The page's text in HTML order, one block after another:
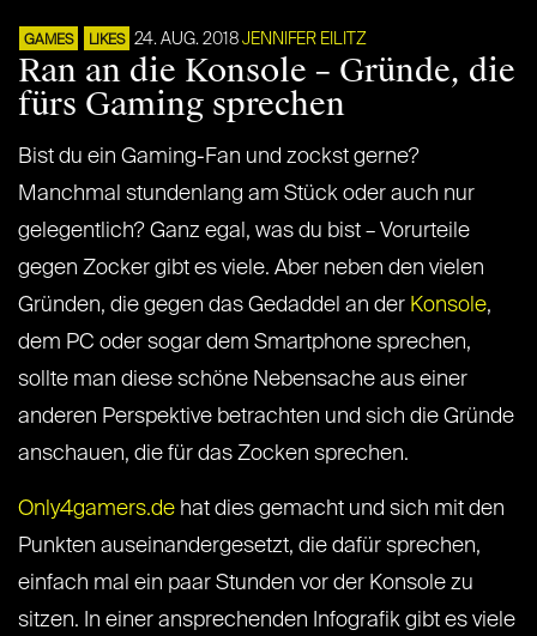
GAMES LIKES 24. AUG. 2018 JENNIFER EILITZ
Ran an die Konsole – Gründe, die
fürs Gaming sprechen
Bist du ein Gaming-Fan und zockst gerne?
Manchmal stundenlang am Stück oder auch nur
gelegentlich? Ganz egal, was du bist – Vorurteile
gegen Zocker gibt es viele. Aber neben den vielen
Gründen, die gegen das Gedaddel an der Konsole,
dem PC oder sogar dem Smartphone sprechen,
sollte man diese schöne Nebensache aus einer
anderen Perspektive betrachten und sich die Gründe
anschauen, die für das Zocken sprechen.
Only4gamers.de hat dies gemacht und sich mit den
Punkten auseinandergesetzt, die dafür sprechen,
einfach mal ein paar Stunden vor der Konsole zu
sitzen. In einer ansprechenden Infografik gibt es viele